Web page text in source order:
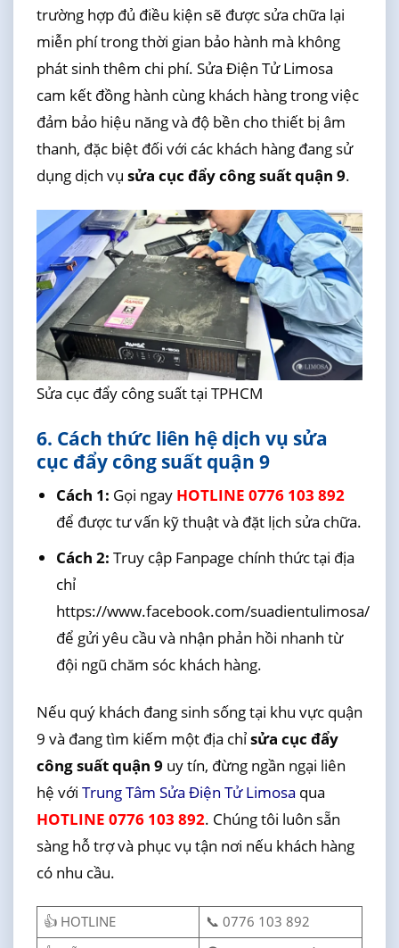
trường hợp đủ điều kiện sẽ được sửa chữa lại
miễn phí trong thời gian bảo hành mà không
phát sinh thêm chi phí. Sửa Điện Tử Limosa
cam kết đồng hành cùng khách hàng trong việc
đảm bảo hiệu năng và độ bền cho thiết bị âm
thanh, đặc biệt đối với các khách hàng đang sử
dụng dịch vụ sửa cục đẩy công suất quận 9.
Sửa cục đẩy công suất tại TPHCM
6. Cách thức liên hệ dịch vụ sửa
cục đẩy công suất quận 9
Cách 1: Gọi ngay HOTLINE 0776 103 892
để được tư vấn kỹ thuật và đặt lịch sửa chữa.
Cách 2: Truy cập Fanpage chính thức tại địa
chỉ
https://www.facebook.com/suadientulimosa/
để gửi yêu cầu và nhận phản hồi nhanh từ
đội ngũ chăm sóc khách hàng.
Nếu quý khách đang sinh sống tại khu vực quận
9 và đang tìm kiếm một địa chỉsửa cục đẩy
công suất quận 9 uy tín, đừng ngần ngại liên
hệ với Trung Tâm Sửa Điện Tử Limosa qua
HOTLINE 0776 103 892. Chúng tôi luôn sẵn
sàng hỗ trợ và phục vụ tận nơi nếu khách hàng
có nhu cầu.
👍 HOTLINE
📞 0776 103 892